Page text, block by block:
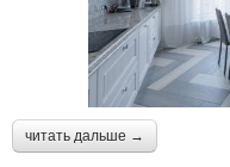
читать дальше →